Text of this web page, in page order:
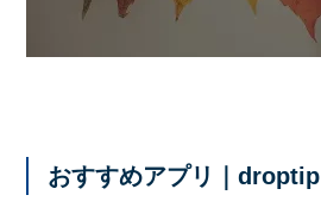
おすすめアプリ｜droptip